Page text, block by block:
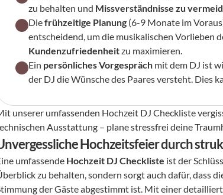
zu behalten und Missverständnisse zu
Die frühzeitige Planung (6-9 Monate im
Kundenzufriedenheit zu maximieren.
Ein persönliches Vorgespräch mit dem DJ ist
der DJ die Wünsche des Paares versteht. Dies
unserer umfassenden Hochzeit DJ Checkliste
Ausstattung – plane stressfrei deine
Hochzeitsfeier durch
umfassende Hochzeit DJ Checkliste ist der
zu behalten, sondern sorgt auch dafür, dass
der Gäste abgestimmt ist. Mit einer